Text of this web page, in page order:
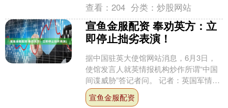
查看：204 分类：炒股网站
宣鱼金服配资 奉劝英方：立
即停止拙劣表演！
据中国驻英大使馆网站消息，6月3日，
使馆发言人就英情报机构炒作所谓“中国
间谍威胁”答记者问。 记者：英国军情五
处联合其它“五眼联盟”国家情报机构发布
所谓“安全提....
宣鱼金服配资